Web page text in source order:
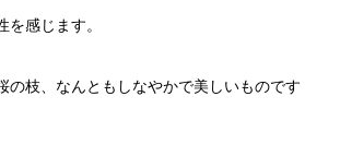
感じます。
の枝、なんともしなやかで美しいものです